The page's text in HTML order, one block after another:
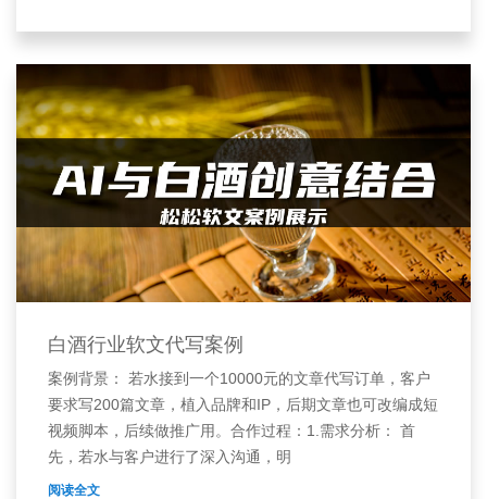
白酒行业软文代写案例
案例背景： 若水接到一个10000元的文章代写订单，客户
要求写200篇文章，植入品牌和IP，后期文章也可改编成短
视频脚本，后续做推广用。合作过程：1.需求分析： 首
先，若水与客户进行了深入沟通，明
阅读全文